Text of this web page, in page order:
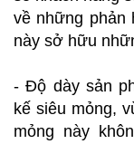
về những phản
này sở hữu
- Độ dày sản
kế siêu mỏng,
mỏng này